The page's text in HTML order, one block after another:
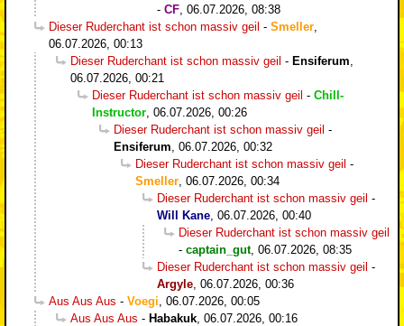
- CF 06.07.2026, 08:38
Dieser Ruderchant ist schon massiv geil - Smeller
06.07.2026, 00:13
Dieser Ruderchant ist schon massiv geil - Ensiferum
06.07.2026, 00:21
Dieser Ruderchant ist schon massiv geil - Chill-
Instructor 06.07.2026, 00:26
Dieser Ruderchant ist schon massiv geil -
Ensiferum 06.07.2026, 00:32
Dieser Ruderchant ist schon massiv geil -
Smeller 06.07.2026, 00:34
Dieser Ruderchant ist schon massiv geil -
Will Kane 06.07.2026, 00:40
Dieser Ruderchant ist schon massiv geil
- captain_gut, 06.07.2026, 08:35
Dieser Ruderchant ist schon massiv geil -
Argyle 06.07.2026, 00:36
Aus Aus Aus - Voegi 06.07.2026, 00:05
Aus Aus Aus - Habakuk 06.07.2026, 00:16